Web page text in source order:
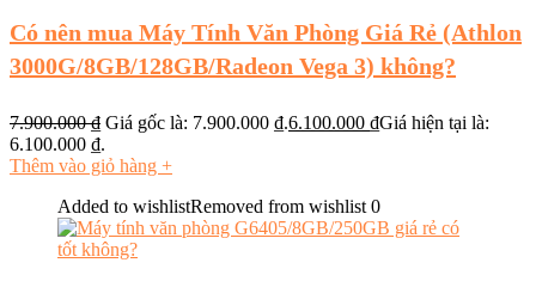
Có nên mua Máy Tính Văn Phòng Giá Rẻ (Athlon
3000G/8GB/128GB/Radeon Vega 3) không?
7.900.000₫ Giá gốc là: 7.900.000 ₫.6.100.000 ₫Giá hiện tại là:
6.100.000 ₫.
Thêm vào giỏ hàng +
Added to wishlistRemoved from wishlist 0